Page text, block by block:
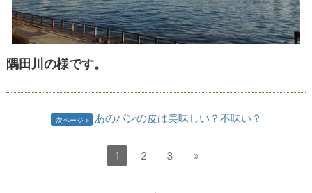
隅田川の様です。
次ページ あのパンの皮は美味しい？不味い？
1 2 3 »